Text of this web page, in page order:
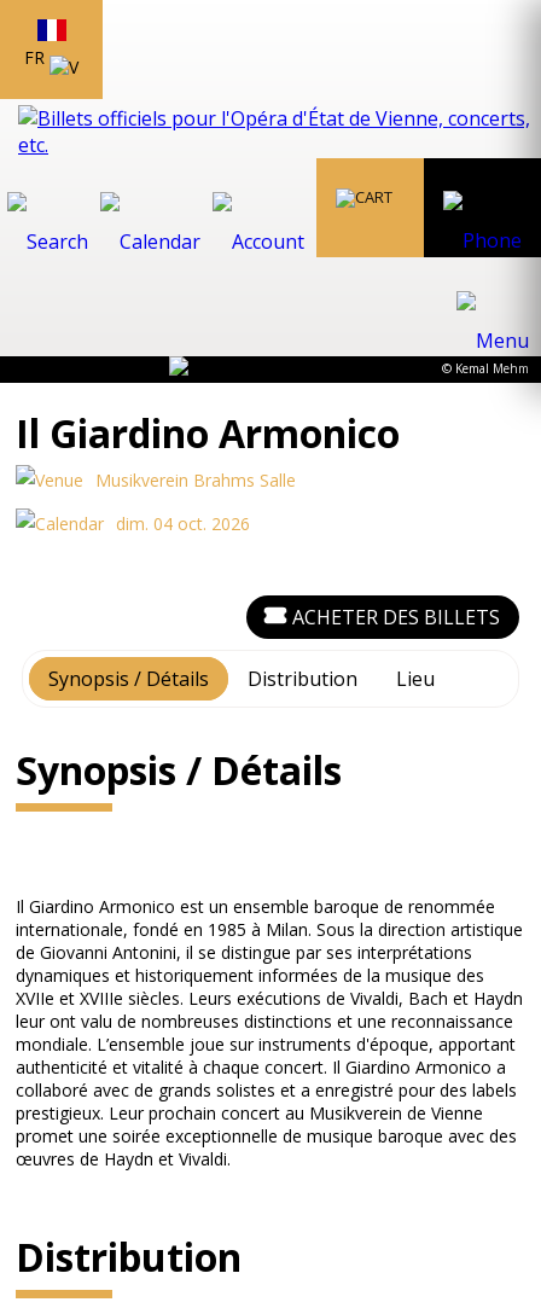
FR
© Kemal Mehm
Il Giardino Armonico
Musikverein Brahms Salle
dim. 04 oct. 2026
Synopsis / Détails Distribution Lieu
ACHETER DES BILLETS
Synopsis / Détails
Il Giardino Armonico est un ensemble baroque de renommée
internationale, fondé en 1985 à Milan. Sous la direction artistique
de Giovanni Antonini, il se distingue par ses interprétations
dynamiques et historiquement informées de la musique des
XVIIe et XVIIIe siècles. Leurs exécutions de Vivaldi, Bach et Haydn
leur ont valu de nombreuses distinctions et une reconnaissance
mondiale. L’ensemble joue sur instruments d'époque, apportant
authenticité et vitalité à chaque concert. Il Giardino Armonico a
collaboré avec de grands solistes et a enregistré pour des labels
prestigieux. Leur prochain concert au Musikverein de Vienne
promet une soirée exceptionnelle de musique baroque avec des
œuvres de Haydn et Vivaldi.
Distribution